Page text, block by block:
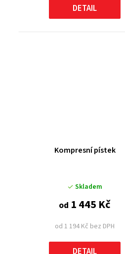
DETAIL
Kompresní pístek
Skladem
od 1 194 Kč bez DPH
od 1 445 Kč
DETAIL